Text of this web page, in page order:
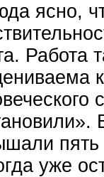
ясно,
Работа
пять
уже